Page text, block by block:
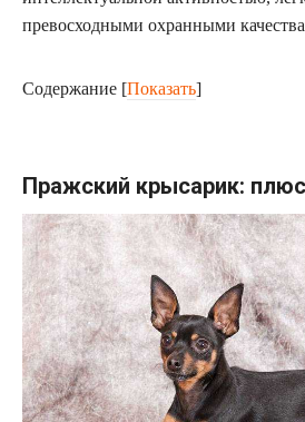
превосходными охранными
Содержание [Показать]
Пражский крысарик: